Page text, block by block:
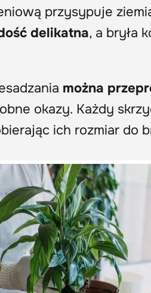
przysypuje
delikatna, a bryła
można
okazy. Każdy
ich rozmiar do